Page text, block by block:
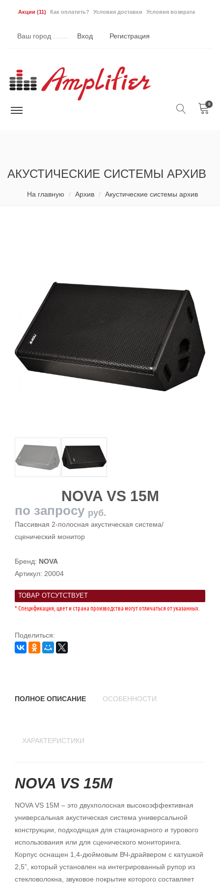
Акции (11) Как оплатить? Условия доставки Условия возврата
Ваш город Вход Регистрация
0
АКУСТИЧЕСКИЕ СИСТЕМЫ АРХИВ
На главную Архив Акустические системы архив
NOVA VS 15M
по запросу руб.
Пассивная 2-полосная акустическая система/
сценический монитор
Бренд: NOVA
Артикул: 20004
ТОВАР ОТСУТСТВУЕТ
* Спецификация, цвет и страна производства могут отличаться от указанных.
Поделиться:
ПОЛНОЕ ОПИСАНИЕ ОСОБЕННОСТИ
ХАРАКТЕРИСТИКИ
NOVA VS 15M
NOVA VS 15M – это двухполосная высокоэффективная
универсальная акустическая система универсальной
конструкции, подходящая для стационарного и турового
использования или для сценического мониторинга.
Корпус оснащен 1,4-дюймовым ВЧ-драйвером с катушкой
2,5”, который установлен на интегрированный рупор из
стекловолокна, звуковое покрытие которого составляет